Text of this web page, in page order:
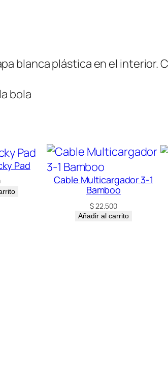
blanca plástica en el interior.
bola
Pad
Cable Multicargador 3-1
Bamboo
$22.500
Añadir al carrito